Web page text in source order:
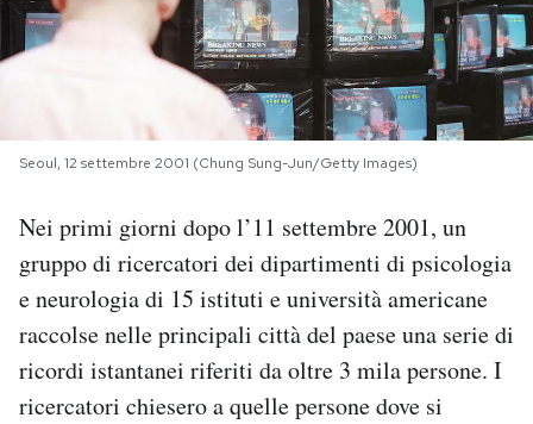
PODCAST
I MIEI PREFERITI
SHOP
CALENDARIO
AREA PERSONALE
Seoul, 12 settembre 2001 (Chung Sung-Jun/Getty Images)
Nei primi giorni dopo l’11 settembre 2001, un
gruppo di ricercatori dei dipartimenti di psicologia
e neurologia di 15 istituti e università americane
raccolse nelle principali città del paese una serie di
ricordi istantanei riferiti da oltre 3 mila persone. I
ricercatori chiesero a quelle persone dove si